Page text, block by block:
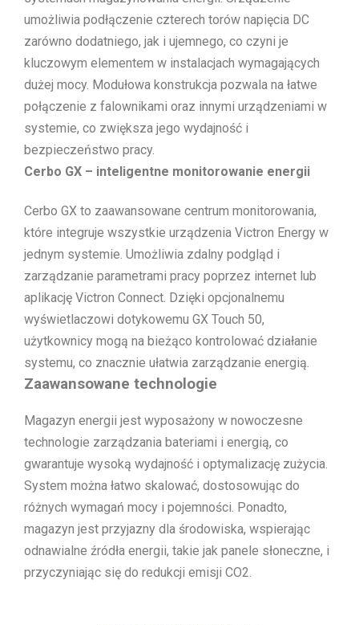
umożliwia podłączenie czterech torów napięcia DC
zarówno dodatniego, jak i ujemnego, co czyni je
kluczowym elementem w instalacjach wymagających
dużej mocy. Modułowa konstrukcja pozwala na łatwe
połączenie z falownikami oraz innymi urządzeniami w
systemie, co zwiększa jego wydajność i
bezpieczeństwo pracy.
Cerbo GX – inteligentne monitorowanie energii
Cerbo GX to zaawansowane centrum monitorowania,
które integruje wszystkie urządzenia Victron Energy w
jednym systemie. Umożliwia zdalny podgląd i
zarządzanie parametrami pracy poprzez internet lub
aplikację Victron Connect. Dzięki opcjonalnemu
wyświetlaczowi dotykowemu GX Touch 50,
użytkownicy mogą na bieżąco kontrolować działanie
systemu, co znacznie ułatwia zarządzanie energią.
Zaawansowane technologie
Magazyn energii jest wyposażony w nowoczesne
technologie zarządzania bateriami i energią, co
gwarantuje wysoką wydajność i optymalizację zużycia.
System można łatwo skalować, dostosowując do
różnych wymagań mocy i pojemności. Ponadto,
magazyn jest przyjazny dla środowiska, wspierając
odnawialne źródła energii, takie jak panele słoneczne, i
przyczyniając się do redukcji emisji CO2.